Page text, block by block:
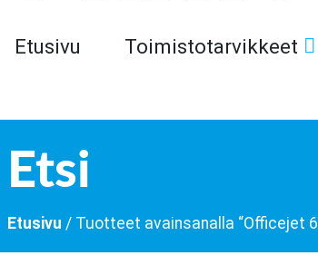
Etusivu Toimistotarvikkeet
Etsi
Etusivu / Tuotteet avainsanalla “Officejet